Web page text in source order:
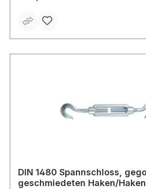
DIN 1480 Spannschloss,
geschmiedeten Haken/